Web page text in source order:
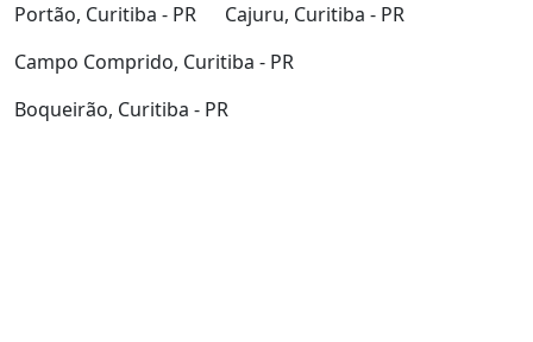
Portão, Curitiba - PR
Cajuru, Curitiba - PR
Campo Comprido, Curitiba - PR
Boqueirão, Curitiba - PR